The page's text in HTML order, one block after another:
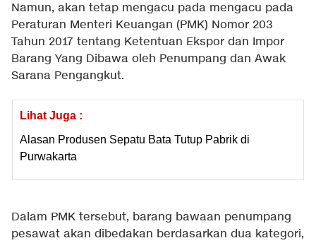
Namun, akan tetap mengacu pada mengacu pada
Peraturan Menteri Keuangan (PMK) Nomor 203
Tahun 2017 tentang Ketentuan Ekspor dan Impor
Barang Yang Dibawa oleh Penumpang dan Awak
Sarana Pengangkut.
Lihat Juga :
Alasan Produsen Sepatu Bata Tutup Pabrik di
Purwakarta
Dalam PMK tersebut, barang bawaan penumpang
pesawat akan dibedakan berdasarkan dua kategori,